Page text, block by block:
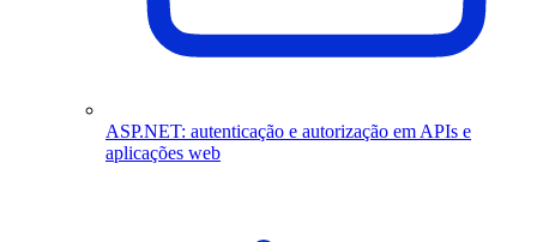
ASP.NET: autenticação e autorização em APIs e
aplicações web